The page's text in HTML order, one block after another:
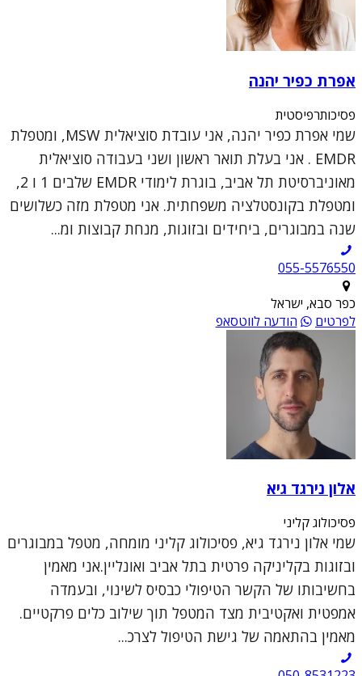
אפרת כפיר יהנה
פסיכותרפיסטית
שמי אפרת כפיר יהנה, אני עובדת סוציאלית MSW, ומטפלת
EMDR . אני בעלת תואר ראשון ושני בעבודה סוציאלית
מאוניברסיטת תל אביב, בוגרת לימודי EMDR שלבים 1 ו 2,
ומטפלת בקונסטלציה משפחתית. אני מטפלת מזה כשלושים
שנה במבוגרים, ביחידים ובזוגות, מנחת קבוצות ומ...
055-5576550
כפר סבא, ישראל
לפרטים
הודעה לווטסאפ
אלון נירגד גיא
פסיכולוג קליני
שמי אלון נירגד גיא, פסיכולוג קליני מומחה, מטפל במבוגרים
ובזוגות בקליניקה פרטית בתל אביב ואונליין.אני מאמין
בחשיבותו של הקשר הטיפולי כבסיס לשינוי, ובעמדה
אמפטית ואקטיבית מצד המטפל תוך שילוב כלים פרקטיים.
מאמין בהתאמה של גישת הטיפול לצרכ...